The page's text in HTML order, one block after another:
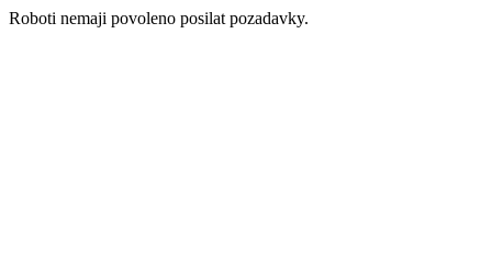
Roboti nemaji povoleno posilat pozadavky.